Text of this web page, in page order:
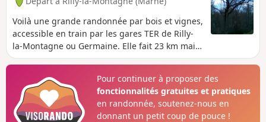
Voilà une grande randonnée par bois et vignes,
accessible en train par les gares TER de Rilly-
la-Montagne ou Germaine. Elle fait 23 km mais
on peut la réduite à 18 km en faisant en train la
principal intérêt est le circuit des arbres
remarquables et une belle vue sur Reims par
beau temps.
Pour continuer à proposer des
fonctionnalités gratuites et pratiques
en randonnée, soutenez-nous en
donnant un petit coup de pouce !